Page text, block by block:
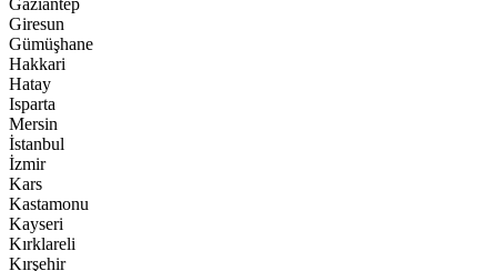
Gaziantep
Giresun
Gümüşhane
Hakkari
Hatay
Isparta
Mersin
İstanbul
İzmir
Kars
Kastamonu
Kayseri
Kırklareli
Kırşehir